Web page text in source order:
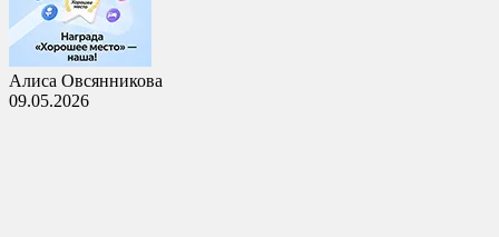
Алиса Овсянникова
09.05.2026